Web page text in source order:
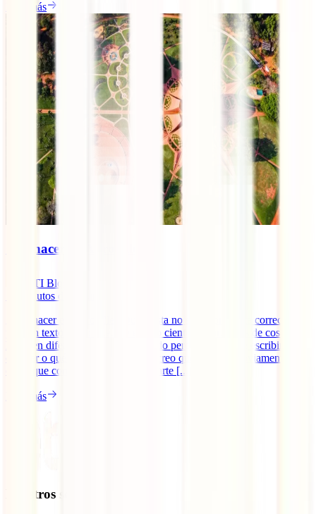
Leer más
Qué hacer en Auroville
IATI Blog
minutos de lectura
¿Qué hacer en Auroville? Quizá esta no sea la pregunta correcta
para un texto como este. He escrito cientos de artículos de cosas que
hacer en diferentes partes del mundo pero, a la hora de escribir sobre
qué ver o qué hacer en Auroville, creo que (aunque obviamente hay
cosas que comentar al respecto), parte [...]
Leer más
Nuestros seguros